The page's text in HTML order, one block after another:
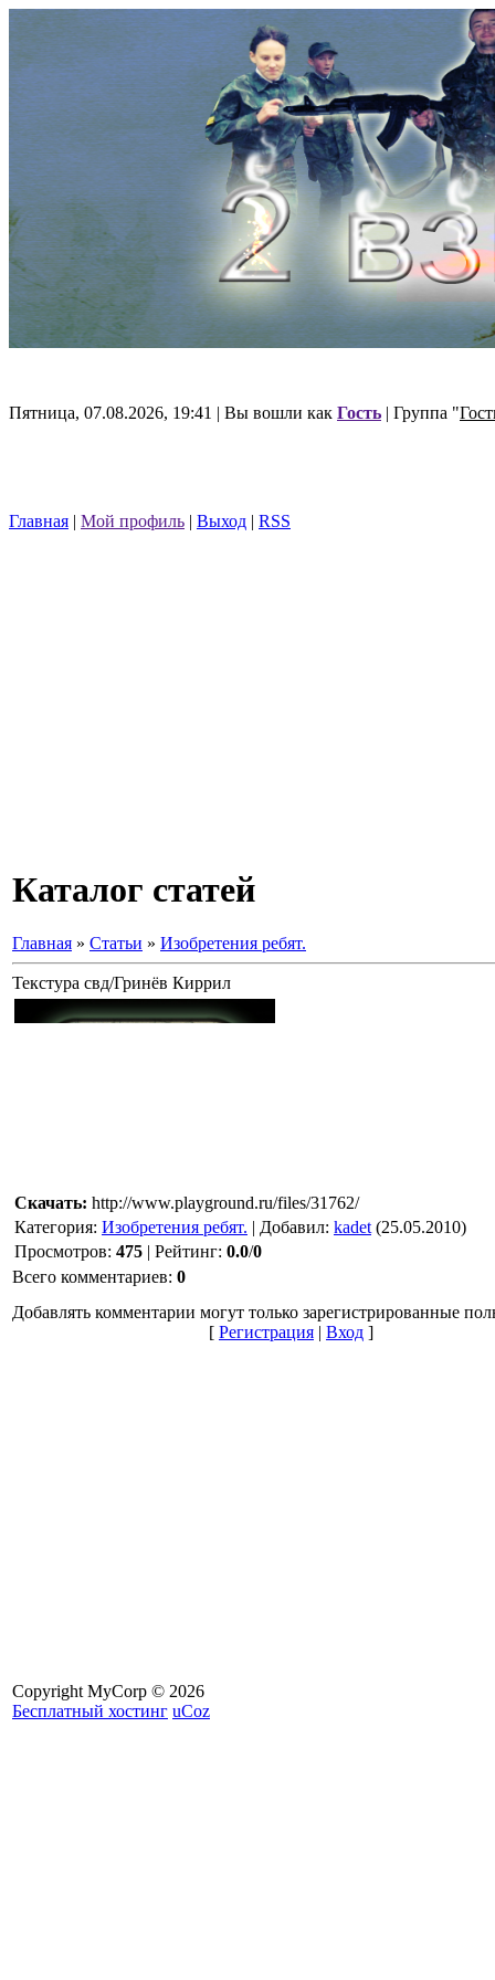
Пятница, 07.08.2026, 19:41 | Вы вошли как Гость | Группа "
Главная | Мой профиль | Выход | RSS
Каталог статей
Главная » Статьи » Изобретения ребят.
Текстура свд/Гринёв Киррил
Скачать: http://www.playground.ru/files/31762/
Категория: Изобретения ребят. | Добавил: kadet (25.05.2010)
Просмотров: 475 | Рейтинг: 0.0/0
Всего комментариев: 0
Добавлять комментарии могут только зарегистрированные
[ Регистрация | Вход ]
Copyright MyCorp © 2026
Бесплатный хостинг uCoz